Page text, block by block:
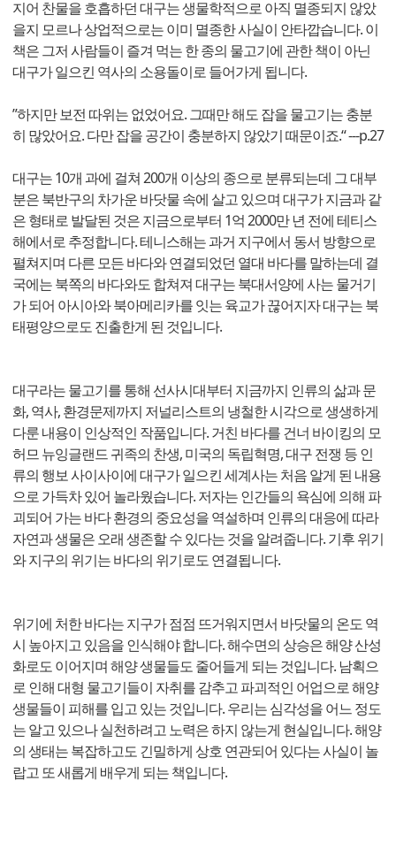
지어 찬물을 호흡하던 대구는 생물학적으로 아직 멸종되지 않았
을지 모르나 상업적으로는 이미 멸종한 사실이 안타깝습니다. 이
책은 그저 사람들이 즐겨 먹는 한 종의 물고기에 관한 책이 아닌
대구가 일으킨 역사의 소용돌이로 들어가게 됩니다.
”하지만 보전 따위는 없었어요. 그때만 해도 잡을 물고기는 충분
히 많았어요. 다만 잡을 공간이 충분하지 않았기 때문이죠.“ ---p.27
대구는 10개 과에 걸쳐 200개 이상의 종으로 분류되는데 그 대부
분은 북반구의 차가운 바닷물 속에 살고 있으며 대구가 지금과 같
은 형태로 발달된 것은 지금으로부터 1억 2000만 년 전에 테티스
해에서로 추정합니다. 테니스해는 과거 지구에서 동서 방향으로
펼쳐지며 다른 모든 바다와 연결되었던 열대 바다를 말하는데 결
국에는 북쪽의 바다와도 합쳐져 대구는 북대서양에 사는 물거기
가 되어 아시아와 북아메리카를 잇는 육교가 끊어지자 대구는 북
태평양으로도 진출한게 된 것입니다.
대구라는 물고기를 통해 선사시대부터 지금까지 인류의 삶과 문
화, 역사, 환경문제까지 저널리스트의 냉철한 시각으로 생생하게
다룬 내용이 인상적인 작품입니다. 거친 바다를 건너 바이킹의 모
허므 뉴잉글랜드 귀족의 찬생, 미국의 독립혁명, 대구 전쟁 등 인
류의 행보 사이사이에 대구가 일으킨 세계사는 처음 알게 된 내용
으로 가득차 있어 놀라웠습니다. 저자는 인간들의 욕심에 의해 파
괴되어 가는 바다 환경의 중요성을 역설하며 인류의 대응에 따라
자연과 생물은 오래 생존할 수 있다는 것을 알려줍니다. 기후 위기
와 지구의 위기는 바다의 위기로도 연결됩니다.
위기에 처한 바다는 지구가 점점 뜨거워지면서 바닷물의 온도 역
시 높아지고 있음을 인식해야 합니다. 해수면의 상승은 해양 산성
화로도 이어지며 해양 생물들도 줄어들게 되는 것입니다. 남획으
로 인해 대형 물고기들이 자취를 감추고 파괴적인 어업으로 해양
생물들이 피해를 입고 있는 것입니다. 우리는 심각성을 어느 정도
는 알고 있으나 실천하려고 노력은 하지 않는게 현실입니다. 해양
의 생태는 복잡하고도 긴밀하게 상호 연관되어 있다는 사실이 놀
랍고 또 새롭게 배우게 되는 책입니다.